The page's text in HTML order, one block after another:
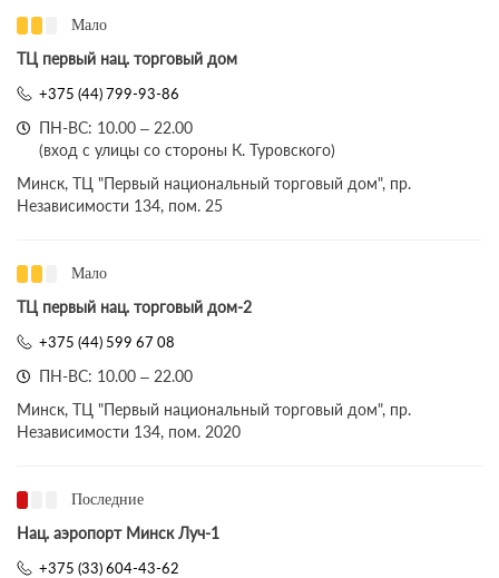
Мало
ТЦ первый нац. торговый дом
+375 (44) 799-93-86
ПН-ВС: 10.00 – 22.00
(вход с улицы со стороны К. Туровского)
Минск, ТЦ "Первый национальный торговый дом", пр.
Независимости 134, пом. 25
Мало
ТЦ первый нац. торговый дом-2
+375 (44) 599 67 08
ПН-ВС: 10.00 – 22.00
Минск, ТЦ "Первый национальный торговый дом", пр.
Независимости 134, пом. 2020
Последние
Нац. аэропорт Минск Луч-1
+375 (33) 604-43-62